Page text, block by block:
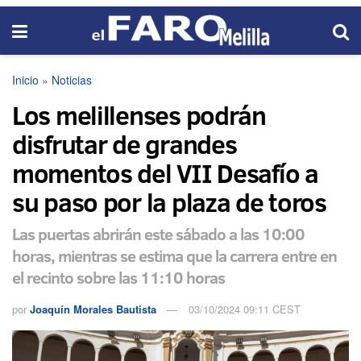
Inicio » Noticias
Los melillenses podrán
disfrutar de grandes
momentos del VII Desafío a
su paso por la plaza de toros
Las puertas abrirán este sábado a las 10:00
horas, mientras se estima que la carrera entre en
el recinto sobre las 11:10 horas
por Joaquín Morales Bautista 03/10/2024 09:11 CEST